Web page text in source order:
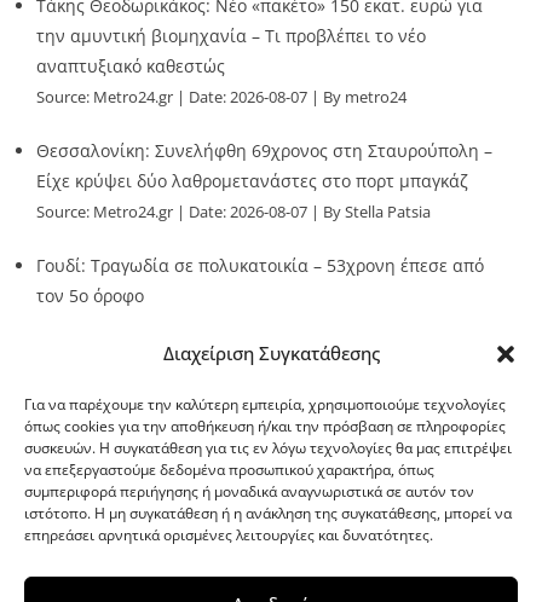
Διαχείριση Συγκατάθεσης
Για να παρέχουμε την καλύτερη εμπειρία, χρησιμοποιούμε τεχνολογίες
όπως cookies για την αποθήκευση ή/και την πρόσβαση σε πληροφορίες
συσκευών. Η συγκατάθεση για τις εν λόγω τεχνολογίες θα μας επιτρέψει
να επεξεργαστούμε δεδομένα προσωπικού χαρακτήρα, όπως
συμπεριφορά περιήγησης ή μοναδικά αναγνωριστικά σε αυτόν τον
ιστότοπο. Η μη συγκατάθεση ή η ανάκληση της συγκατάθεσης, μπορεί να
επηρεάσει αρνητικά ορισμένες λειτουργίες και δυνατότητες.
Τάκης Θεοδωρικάκος: Νέο «πακέτο» 150 εκατ. ευρώ για
την αμυντική βιομηχανία – Τι προβλέπει το νέο
αναπτυξιακό καθεστώς
Source: Metro24.gr Date: 2026-08-07 By metro24
Θεσσαλονίκη: Συνελήφθη 69χρονος στη Σταυρούπολη –
Είχε κρύψει δύο λαθρομετανάστες στο πορτ μπαγκάζ
Source: Metro24.gr Date: 2026-08-07 By Stella Patsia
Γουδί: Τραγωδία σε πολυκατοικία – 53χρονη έπεσε από
τον 5ο όροφο
G-point.gr